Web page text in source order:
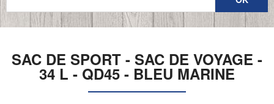
SAC DE SPORT - SAC DE VOYAGE -
34 L - QD45 - BLEU MARINE